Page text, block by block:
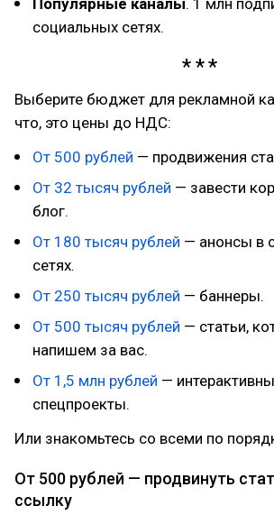
Популярные каналы. 1 млн
социальных сетях.
Выберите бюджет для рекламной
что, это цены до НДС:
От 500 рублей — продвижения
От 32 тысяч рублей — завести
блог.
От 180 тысяч рублей — анонсы в
сетях.
От 250 тысяч рублей — баннеры.
От 500 тысяч рублей — статьи,
напишем за вас.
От 1,5 млн рублей —
спецпроекты.
Или знакомьтесь со всеми по
От 500 рублей — продвинуть
ссылку